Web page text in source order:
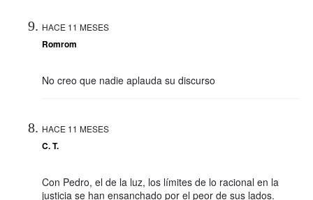
HACE 11 MESES
Romrom
No creo que nadie aplauda su discurso
HACE 11 MESES
C. T.
Con Pedro, el de la luz, los límites de lo racional en la
justicia se han ensanchado por el peor de sus lados.